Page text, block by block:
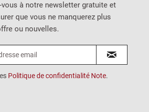
vous à notre newsletter gratuite et
que vous ne manquerez plus
ou nouvelles.
Politique de confidentialité Note.